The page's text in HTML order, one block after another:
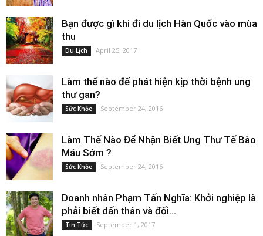
Bạn được gì khi đi du lịch Hàn Quốc vào mùa
thu
Du Lịch April 25, 2017
Làm thế nào để phát hiện kịp thời bệnh ung
thư gan?
Sức Khỏe September 24, 2016
Làm Thế Nào Để Nhận Biết Ung Thư Tế Bào
Máu Sớm ?
Sức Khỏe September 24, 2016
Doanh nhân Phạm Tấn Nghĩa: Khởi nghiệp là
phải biết dấn thân và đối...
Tin Tức September 1, 2017